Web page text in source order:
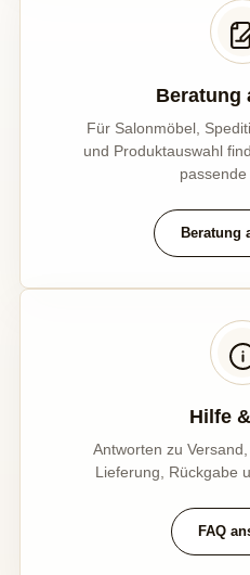
Beratung
Für Salonmöbel,
und Produktauswahl
passende
Beratung
Hilfe
Antworten zu
Lieferung, Rückgabe
FAQ